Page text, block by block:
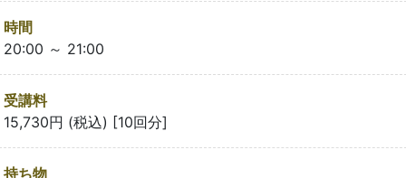
時間
20:00 ～ 21:00
受講料
15,730円 (税込) [10回分]
持ち物